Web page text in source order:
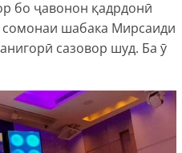
бо ҷавонон қадрдонӣ
шабака Мирсаиди
сазовор шуд. Ба ӯ